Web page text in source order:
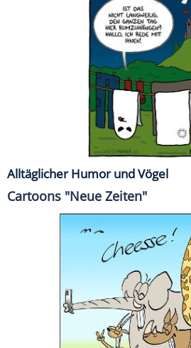
Alltäglicher Humor und Vögel
Cartoons "Neue Zeiten"